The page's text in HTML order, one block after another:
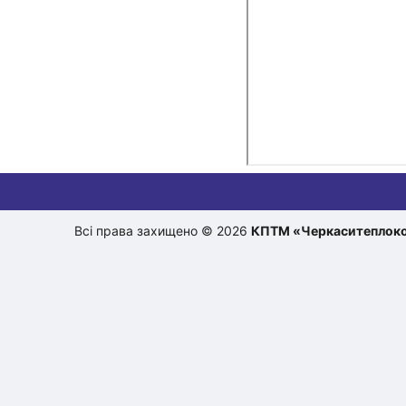
Всі права захищено © 2026 КПТМ